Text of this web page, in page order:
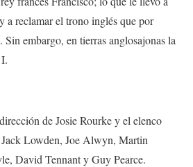
a reclamar el trono inglés que por
Sin embargo, en tierras anglosajonas la
de Josie Rourke y el elenco
Lowden, Joe Alwyn, Martin
David Tennant y Guy Pearce.